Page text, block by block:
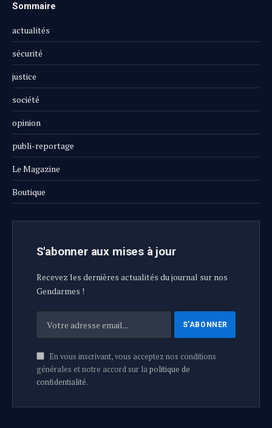
Sommaire
actualités
sécurité
justice
société
opinion
publi-reportage
Le Magazine
Boutique
S'abonner aux mises à jour
Recevez les dernières actualités du journal sur nos
Gendarmes !
En vous inscrivant, vous acceptez nos conditions
générales et notre accord sur lapolitique de
confidentialité.